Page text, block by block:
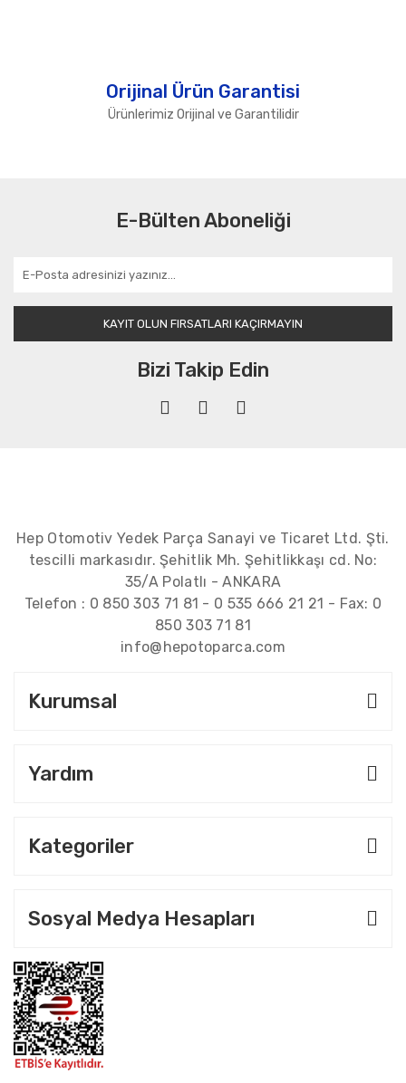
Orijinal Ürün Garantisi
Ürünlerimiz Orijinal ve Garantilidir
E-Bülten Aboneliği
KAYIT OLUN FIRSATLARI KAÇIRMAYIN
Bizi Takip Edin
Hep Otomotiv Yedek Parça Sanayi ve Ticaret Ltd. Şti.
tescilli markasıdır. Şehitlik Mh. Şehitlikkaşı cd. No:
35/A Polatlı - ANKARA
Telefon : 0 850 303 71 81 - 0 535 666 21 21 - Fax: 0
850 303 71 81
info@hepotoparca.com
Kurumsal
Yardım
Kategoriler
Sosyal Medya Hesapları